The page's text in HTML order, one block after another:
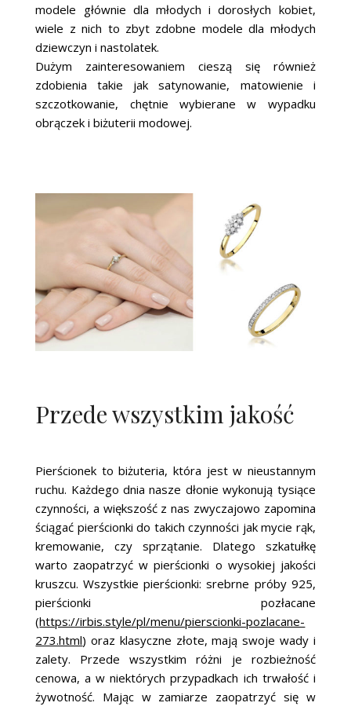
modele głównie dla młodych i dorosłych kobiet,
wiele z nich to zbyt zdobne modele dla młodych
dziewczyn i nastolatek.
Dużym zainteresowaniem cieszą się również
zdobienia takie jak satynowanie, matowienie i
szczotkowanie, chętnie wybierane w wypadku
obrączek i biżuterii modowej.
Przede wszystkim jakość
Pierścionek to biżuteria, która jest w nieustannym
ruchu. Każdego dnia nasze dłonie wykonują tysiące
czynności, a większość z nas zwyczajowo zapomina
ściągać pierścionki do takich czynności jak mycie rąk,
kremowanie, czy sprzątanie. Dlatego szkatułkę
warto zaopatrzyć w pierścionki o wysokiej jakości
kruszcu. Wszystkie pierścionki: srebrne próby 925,
pierścionki pozłacane
(https://irbis.style/pl/menu/pierscionki-pozlacane-
273.html) oraz klasyczne złote, mają swoje wady i
zalety. Przede wszystkim różni je rozbieżność
cenowa, a w niektórych przypadkach ich trwałość i
żywotność. Mając w zamiarze zaopatrzyć się w